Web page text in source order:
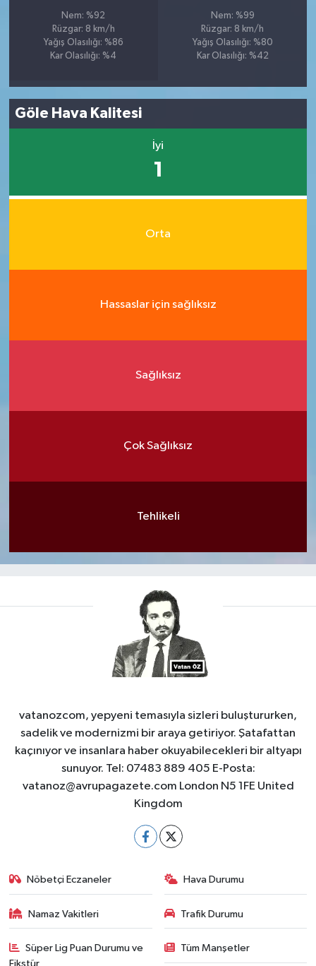
Nem: %92
Rüzgar: 8 km/h
Yağış Olasılığı: %86
Kar Olasılığı: %4
Nem: %99
Rüzgar: 8 km/h
Yağış Olasılığı: %80
Kar Olasılığı: %42
Göle Hava Kalitesi
İyi
1
Orta
Hassaslar için sağlıksız
Sağlıksız
Çok Sağlıksız
Tehlikeli
vatanozcom, yepyeni temasıyla sizleri buluştururken,
sadelik ve modernizmi bir araya getiriyor. Şatafattan
kaçınıyor ve insanlara haber okuyabilecekleri bir altyapı
sunuyor. Tel: 07483 889 405 E-Posta:
vatanoz@avrupagazete.com London N5 1FE United
Kingdom
Nöbetçi Eczaneler Hava Durumu
Namaz Vakitleri Trafik Durumu
Süper Lig Puan Durumu ve
Fikstür
Tüm Manşetler